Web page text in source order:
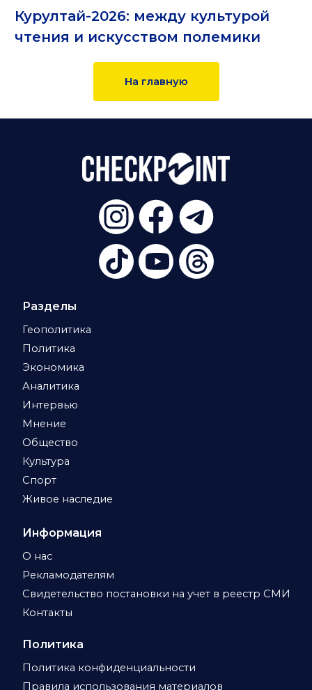
Курултай-2026: между культурой
чтения и искусством полемики
На главную
Разделы
Геополитика
Политика
Экономика
Аналитика
Интервью
Мнение
Общество
Культура
Спорт
Живое наследие
Информация
О нас
Рекламодателям
Свидетельство постановки на учет в реестр СМИ
Контакты
Политика
Политика конфиденциальности
Правила использования материалов